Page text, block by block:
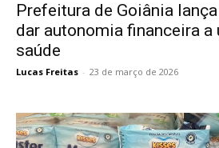
Prefeitura de Goiânia
dar autonomia financeira a
saúde
Lucas Freitas - 23 de março de 2026